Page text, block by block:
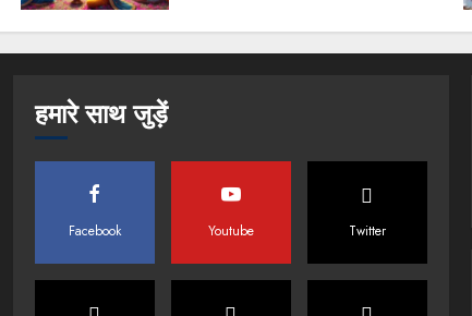
हमारे साथ जुड़ें
Facebook Youtube Twitter